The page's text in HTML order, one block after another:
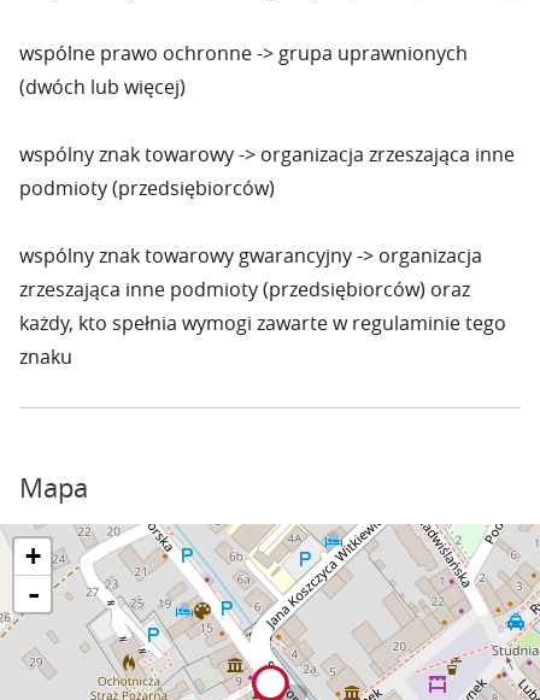
wspólne prawo ochronne -> grupa uprawnionych
(dwóch lub więcej)
wspólny znak towarowy -> organizacja zrzeszająca inne
podmioty (przedsiębiorców)
wspólny znak towarowy gwarancyjny -> organizacja
zrzeszająca inne podmioty (przedsiębiorców) oraz
każdy, kto spełnia wymogi zawarte w regulaminie tego
znaku
Mapa
+
-